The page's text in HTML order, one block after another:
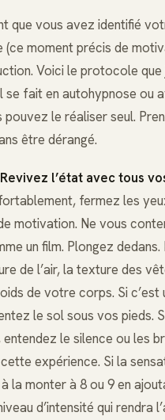
que vous avez identifié
(ce moment précis de
Voici le protocole que
se fait en autohypnose ou
pouvez le réaliser seul.
être dérangé.
l’état avec tous
fermez les
motivation. Ne vous
un film. Plongez
de l’air, la texture des
de votre corps. Si c’est
le sol sous vos pieds.
le silence ou les
expérience. Si la
la monter à 8 ou 9 en
d’intensité qui rendra